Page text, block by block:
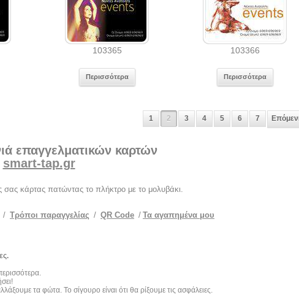
103365
Περισσότερα
103366
Περισσότερα
1 2 3 4 5 6 7
επαγγελματικών καρτών
smart-tap.gr
σας κάρτας πατώντας το πλήκτρο με το μολυβάκι.
/ Τρόποι παραγγελίας / QR Code / Τα αγαπημένα μου
τα φώτα. Το σίγουρο είναι ότι θα ρίξουμε τις ασφάλειες.